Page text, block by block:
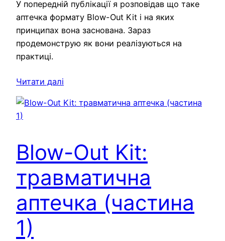
У попередній публікації я розповідав що таке
аптечка формату Blow-Out Kit і на яких
принципах вона заснована. Зараз
продемонструю як вони реалізуються на
практиці.
Читати далі
Blow-Out Kit:
травматична
аптечка (частина
1)